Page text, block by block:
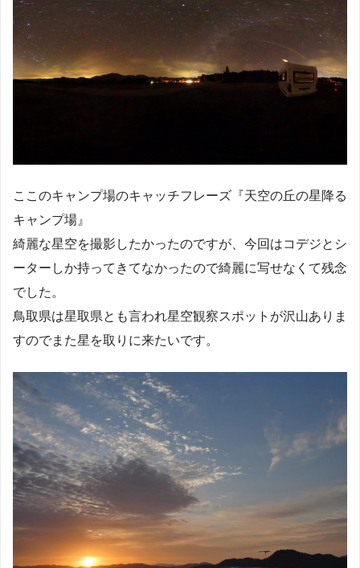
ここのキャンプ場のキャッチフレーズ『天空の丘の星降る
キャンプ場』
綺麗な星空を撮影したかったのですが、今回はコデジとシ
ーターしか持ってきてなかったので綺麗に写せなくて残念
でした。
鳥取県は星取県とも言われ星空観察スポットが沢山ありま
すのでまた星を取りに来たいです。